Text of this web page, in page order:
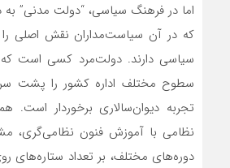
اما در فرهنگ سیاسی، “دولت مدنی”
که در آن سیاست‌مداران نقش اصلی
سیاسی دارند. دولت‌مرد کسی است
سطوح مختلف اداره کشور را پشت‌ سر
تجربه دیوان‌سالاری برخوردار است.
نظامی با آموزش فنون نظامی‌گری‌،
دوره‌های مختلف، بر تعداد ستاره‌های